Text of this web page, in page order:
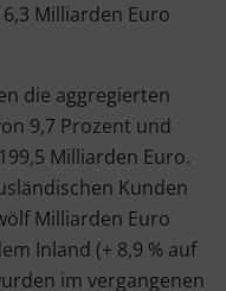
Milliarden Euro
die aggregierten
9,7 Prozent und
Milliarden Euro.
Kunden
Milliarden Euro
Inland (+ 8,9 % auf
im vergangenen